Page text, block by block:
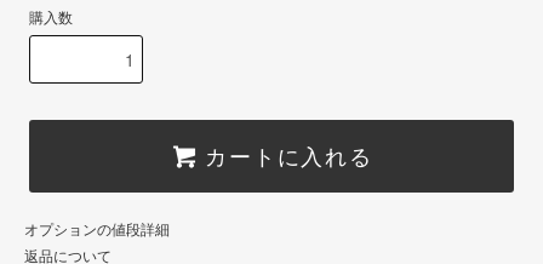
購入数
カートに入れる
オプションの値段詳細
返品について